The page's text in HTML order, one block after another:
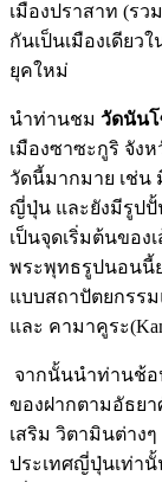
เมืองปราสาท (รว
กันเป็นเมืองเดียว
ยุคใหม่
นำท่านชม วัดนัน
เมืองซาซะกูริ จัง
วัดนี้มากมาย เช่
ญี่ปุ่น และยังมีรูปปั้
เป็นจุดเริ่มต้นของ
พระพุทธรูปนอนนี้ย
แบบสถาปัตยกรร
และ คามาคูระ
จากนั้นนำท่านช้อ
ของฝากตามอัธยา
เสริม วิตามินต่าง
ประเทศญี่ปุ่นเท่า